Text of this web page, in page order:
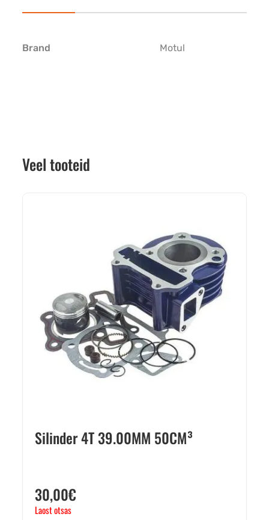
Brand Motul
Veel tooteid
Silinder 4T 39.00MM 50CM³
30,00€
Laost otsas